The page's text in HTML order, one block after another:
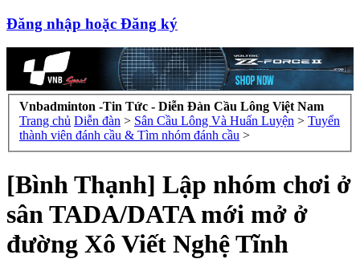
Đăng nhập hoặc Đăng ký
Vnbadminton -Tin Tức - Diễn Đàn Cầu Lông Việt Nam
Trang chủ Diễn đàn > Sân Cầu Lông Và Huấn Luyện > Tuyển
thành viên đánh cầu & Tìm nhóm đánh cầu >
[Bình Thạnh] Lập nhóm chơi ở
sân TADA/DATA mới mở ở
đường Xô Viết Nghệ Tĩnh